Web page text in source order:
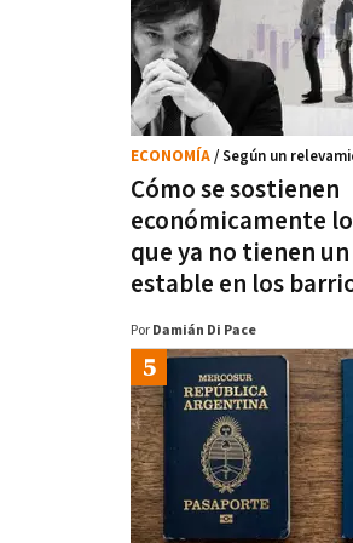
Cómo se sostienen
económicamente
que ya no tienen
estable en los
ECONOMÍA/ Según un
Por Damián Di Pace